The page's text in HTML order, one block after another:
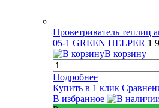
Проветриватель теплиц
05-1 GREEN HELPER 1
В корзину
Подробнее
Купить в 1 клик
В избранное